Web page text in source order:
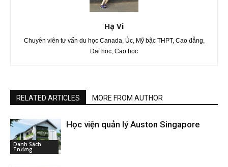
Hạ Vi
Chuyên viên tư vấn du học Canada, Úc, Mỹ bậc THPT, Cao đẳng,
Đại học, Cao học
RELATED ARTICLES MORE FROM AUTHOR
Danh Sách
Trường
Học viện quản lý Auston Singapore